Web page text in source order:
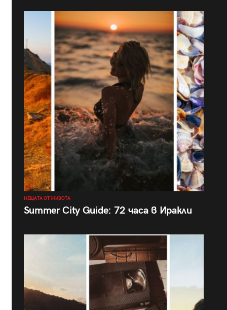
НЕЩАТА ОТ ЖИВОТА
Summer City Guide: 72 часа в Иракли